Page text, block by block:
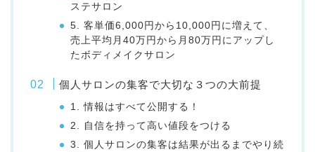
ステサロン
5. 客単価6,000円から10,000円に増えて、
売上平均月40万円から月80万円にアップし
たボディメイクサロン
個人サロンの集客で大切な３つの大前提
1. 情報はすべて公開する！
2. 自信を持って高い値段をつける
3. 個人サロンの集客は結果が出るまでやり続